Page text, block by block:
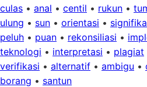
culas • anal • centil • rukun •
ulung • sun • orientasi •
peluh • puan • rekonsiliasi •
teknologi • interpretasi • plagiat
verifikasi • alternatif • ambigu •
borang • santun